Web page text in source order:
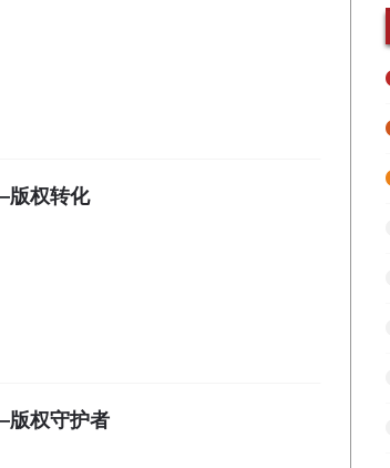
权转化
权守护者